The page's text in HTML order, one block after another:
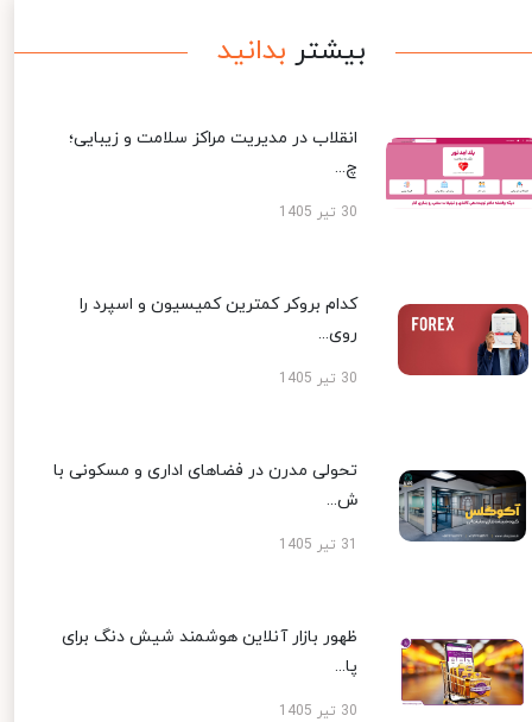
بیشتر بدانید
انقلاب در مدیریت مراکز سلامت و زیبایی؛
چ...
30 تیر 1405
کدام بروکر کمترین کمیسیون و اسپرد را
روی...
30 تیر 1405
تحولی مدرن در فضاهای اداری و مسکونی با
ش...
ظهور بازار آنلاین هوشمند شیش دنگ برای
پا...
30 تیر 1405